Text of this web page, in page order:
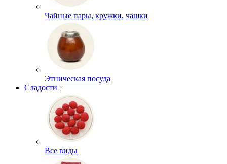
Чайные пары, кружки, чашки
Этническая посуда
Сладости
Все виды